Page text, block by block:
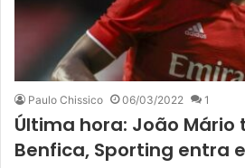
Paulo Chissico 06/03/2022 1
Última hora: João
Benfica, Sporting entra